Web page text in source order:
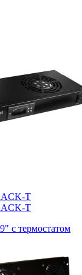
T
T
с термостатом